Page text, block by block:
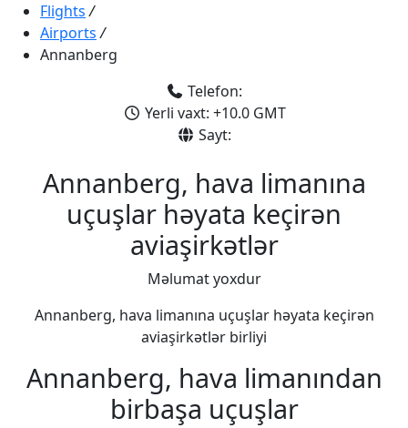
Flights /
Airports /
Annanberg
Telefon:
Yerli vaxt: +10.0 GMT
Sayt:
Annanberg, hava limanına
uçuşlar həyata keçirən
aviaşirkətlər
Məlumat yoxdur
Annanberg, hava limanına uçuşlar həyata keçirən
aviaşirkətlər birliyi
Annanberg, hava limanından
birbaşa uçuşlar